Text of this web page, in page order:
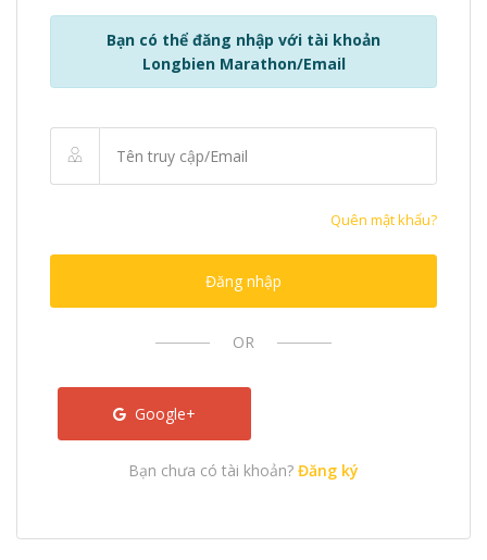
Bạn có thể đăng nhập với tài khoản
Longbien Marathon/Email
Quên mật khẩu?
Đăng nhập
OR
Google+
Bạn chưa có tài khoản? Đăng ký